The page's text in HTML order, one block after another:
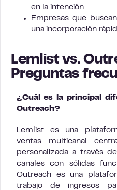
en la intención
Empresas que
una incorporación
Lemlist vs.
Preguntas
¿Cuál es la principal
Outreach?
Lemlist es una
ventas multicanal
personalizada a través
canales con sólidas
Outreach es una
trabajo de ingresos